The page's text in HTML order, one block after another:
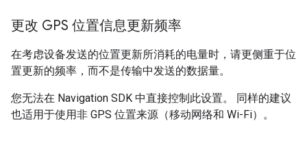
更改 GPS 位置信息更新频率
在考虑设备发送的位置更新所消耗的电量时，请更侧重于位
置更新的频率，而不是传输中发送的数据量。
您无法在 Navigation SDK 中直接控制此设置。 同样的建议
也适用于使用非 GPS 位置来源（移动网络和 Wi-Fi）。